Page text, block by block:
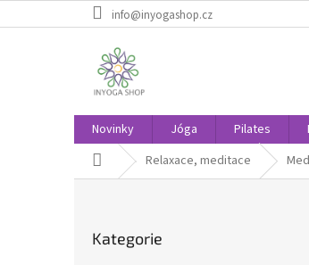
na
info@inyogashop.cz
Novinky Jóga Pilates
Domů Relaxace, meditace
kategorie
Kategorie